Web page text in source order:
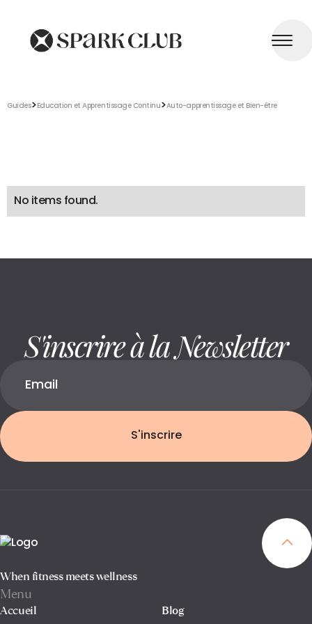
Guides>Education et Apprentissage Continu>Auto-apprentissage et Bien-être
No items found.
S'inscrire à la Newsletter
S'inscrire
When fitness meets wellness
Menu
Accueil Blog